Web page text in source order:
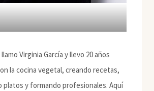
llamo Virginia García y llevo 20 años
la cocina vegetal, creando recetas,
y formando profesionales. Aquí